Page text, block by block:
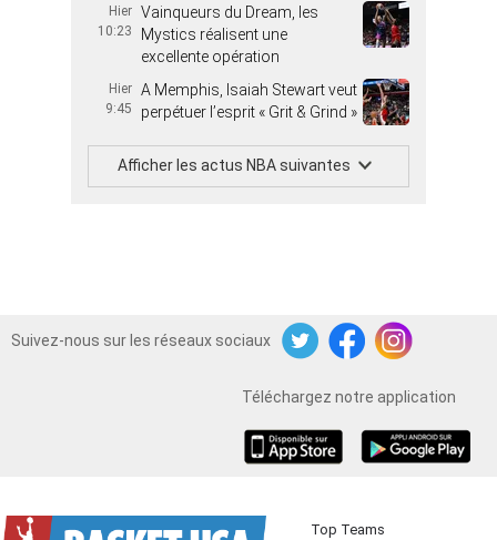
Hier
10:23
Vainqueurs du Dream, les
Mystics réalisent une
excellente opération
Hier
9:45
A Memphis, Isaiah Stewart veut
perpétuer l’esprit « Grit & Grind »
Afficher les actus NBA suivantes
Suivez-nous sur les réseaux sociaux
TwitterFacebookInstagram
Téléchargez notre application
Top Teams